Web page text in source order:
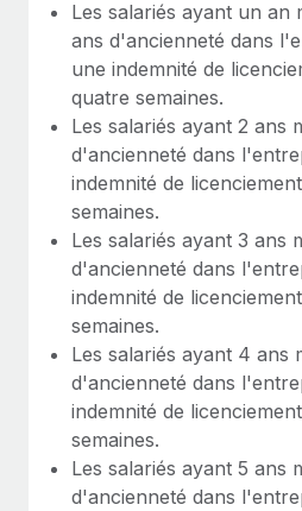
Les salariés ayant un an
ans d'ancienneté dans
une indemnité de
quatre semaines.
Les salariés ayant 2 ans
d'ancienneté dans
indemnité de
semaines.
Les salariés ayant 3 ans
d'ancienneté dans
indemnité de
semaines.
Les salariés ayant 4 ans
d'ancienneté dans
indemnité de
semaines.
Les salariés ayant 5 ans
d'ancienneté dans